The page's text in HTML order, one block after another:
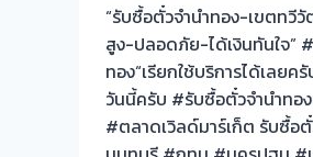
ซื้อ
ตั๋ว
จำนำ
ทอง
ยินดี
จำนำ
กรุงเทพ
นนทบุรี
#รับ
ซื้อ
“รับซื้อตั๋วจำนำทอง-เขตทวี
สูง-ปลอดภัย-ได้เงินทันใจ”
ทอง“เรียกใช้บริการได้เลยค
วันนี้ครับ #รับซื้อตั๋วจำนำทอ
#ตลาดเวิลด์มาร์เก็ต รับซื้อ